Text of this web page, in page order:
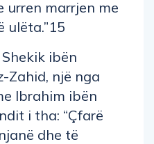
urren marrjen me
ulëta.”15
ibën
Zahid, një nga
Ibrahim ibën
i tha: “Çfarë
dhe të